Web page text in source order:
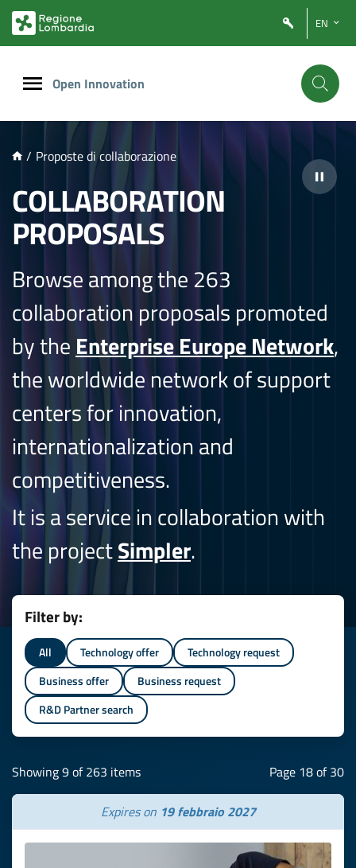
PRINCIPALE
EN
Open Innovation
/ Proposte di collaborazione
COLLABORATION
PROPOSALS
Browse among the 263
collaboration proposals promoted
by the Enterprise Europe Network,
the worldwide network of support
centers for innovation,
internationalization and
competitiveness.
It is a service in collaboration with
the projectSimpler.
Filter by:
All Technology offer
Technology request
Business offer
Business request
R&D Partner search
Showing 9 of 263 items Page 18 of 30
Expires on 19 febbraio 2027